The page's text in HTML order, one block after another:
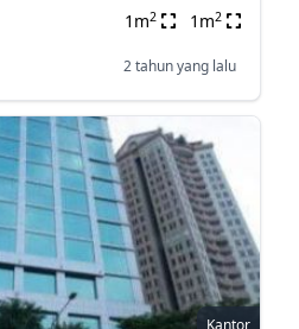
1m2 1m2
2 tahun yang lalu
Kantor